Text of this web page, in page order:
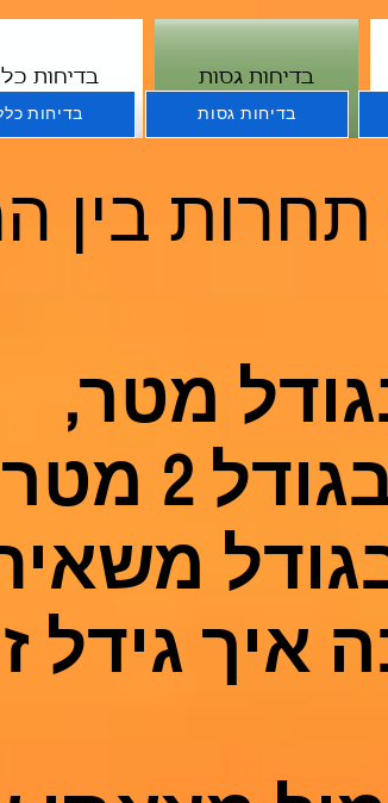
בדיחות בדיחות גסות
בין
מטר,
2 מטר
איך גידל
בדיחות בדיחות גסות